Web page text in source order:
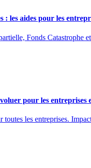
les aides pour les
Fonds Catastrophe
pour les entreprises
les entreprises.